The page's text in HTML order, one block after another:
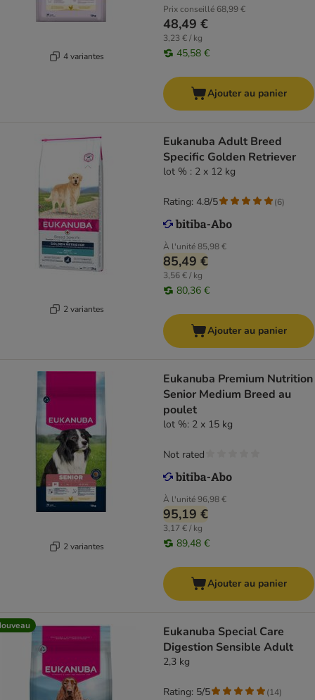
4 variantes
Prix conseillé 68,99 €
48,49 €
3,23 € / kg
45,58 €
Ajouter au panier
2 variantes
Eukanuba Adult Breed
Specific Golden Retriever
lot % : 2 x 12 kg
À l'unité85,98 €
85,49 €
3,56 € / kg
80,36 €
Rating: 4.8/5 (6)
Ajouter au panier
2 variantes
Eukanuba Premium Nutrition
Senior Medium Breed au
poulet
lot %: 2 x 15 kg
À l'unité96,98 €
95,19 €
3,17 € / kg
89,48 €
Not rated
Ajouter au panier
Eukanuba Special Care
Digestion Sensible Adult
2,3 kg
Rating: 5/5 (14)